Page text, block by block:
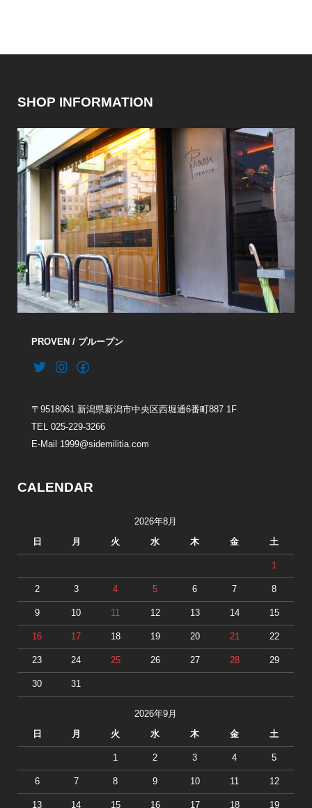
SHOP INFORMATION
PROVEN / プループン
〒9518061 新潟県新潟市中央区西堀通6番町887 1F
TEL 025-229-3266
E-Mail 1999@sidemilitia.com
CALENDAR
2026年8月
日 月 火 水 木 金 土
1
2 3 4 5 6 7 8
9 10 11 12 13 14 15
16 17 18 19 20 21 22
23 24 25 26 27 28 29
30 31
2026年9月
日 月 火 水 木 金 土
1 2 3 4 5
6 7 8 9 10 11 12
13 14 15 16 17 18 19